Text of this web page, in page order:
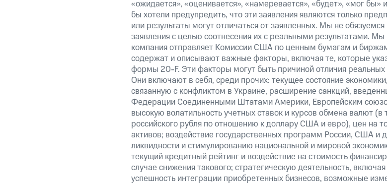
«ожидается», «оценивается», «намеревается», «будет», «мог
бы хотели предупредить, что эти заявления являются только
или результаты могут отличаться от заявленных. Мы не
заявления с целью соотнесения их с реальными результатами.
компания отправляет Комиссии США по ценным бумагам и
содержат и описывают важные факторы, включая те, которые
формы 20-F. Эти факторы могут быть причиной отличия реальных
Они включают в себя, среди прочих: текущее состояние
связанную с конфликтом в Украине, расширение санкций,
Федерации Соединенными Штатами Америки, Европейским
высокую волатильность учетных ставок и курсов обмена валют
российского рубля по отношению к доллару США и евро), цен на
активов; воздействие государственных программ России, США и
ликвидности и стимулированию национальной и мировой
текущий кредитный рейтинг и воздействие на стоимость
случае снижения такового; стратегическую деятельность,
успешность интеграции приобретенных бизнесов, возможные